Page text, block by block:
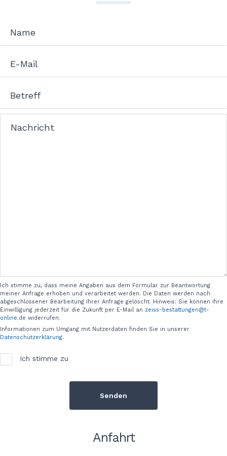
Ich stimme zu, dass meine Angaben aus dem Formular zur Beantwortung
meiner Anfrage erhoben und verarbeitet werden. Die Daten werden nach
abgeschlossener Bearbeitung Ihrer Anfrage gelöscht. Hinweis: Sie können Ihre
Einwilligung jederzeit für die Zukunft per E-Mail an zeiss-bestattungen@t-
online.de widerrufen.
Informationen zum Umgang mit Nutzerdaten finden Sie in unserer
Datenschutzerklärung.
Ich stimme zu
Senden
Anfahrt